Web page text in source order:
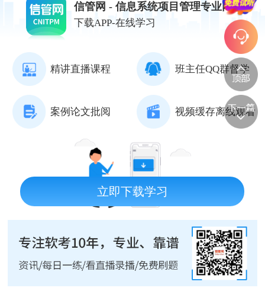
信管网 - 信息系统项目管理专业网站
下载APP-在线学习
精讲直播课程 班主任QQ群督学
案例论文批阅 视频缓存离线观看
立即下载学习